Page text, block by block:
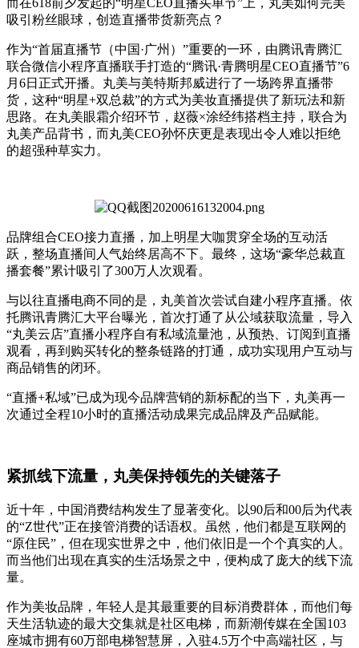
而在618前夕发起的“明星CEO直播买单节”上，丸美如何完美
吸引粉丝眼球，创造直播带货新亮点？
作为“首届直播节（中国·广州）”重要的一环，由腾讯青腾汇
联合微信小程序直播联手打造的“腾讯·青腾明星CEO直播节”6
月6日正式开播。丸美与美特斯邦威进行了一场跨界直播带
货，这种“明星+双总裁”的方式为美妆直播提供了新玩法和新
思路。在丸美眼霜介绍环节，赵薇×涂经纬搭档主持，联合为
丸美产品背书，而丸美CEO孙怀庆更是表现出令人难以拒绝
的超强种草实力。
品牌组合CEO接力直播，加上明星大咖贯穿全场的互动活
跃，整场直播间人气始终居高不下。最终，这场“豪华总裁直
播套餐”累计吸引了300万人次观看。
与以往直播电商不同的是，丸美首次尝试自建小程序直播。依
托腾讯青腾汇大平台曝光，首次打通了从公域获取流量，导入
“丸美云店”直播小程序自有私域流量池，从预热、订阅到直播
观看，再到购买转化的整条链路的打通，成功实现用户互动与
商品销售的闭环。
“直播+私域”已成为现今品牌营销的新标配的当下，丸美再一
次通过全程10小时的直播活动成果完成品牌及产品赋能。
紧抓线下流量，丸美保持领先的关键落子
近十年，中国消费结构发生了显著变化。以90后和00后为代表
的“Z世代”正在接管消费的话语权。虽然，他们都是互联网的
“原住民”，但在现实世界之中，他们依旧是一个个真实的人。
而当他们出现在真实的生活场景之中，便构成了庞大的线下流
量。
作为美妆品牌，年轻人是其最重要的目标消费群体，而他们每
天生活轨迹的最大交集就是社区电梯，而新潮传媒在全国103
座城市拥有60万部电梯智慧屏，入驻4.5万个中高端社区，与